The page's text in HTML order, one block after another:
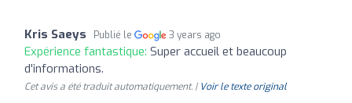
Kris Saeys Publié le 3 years ago
Expérience fantastique: Super accueil et beaucoup
d'informations.
Cet avis a été traduit automatiquement. | Voir le texte original